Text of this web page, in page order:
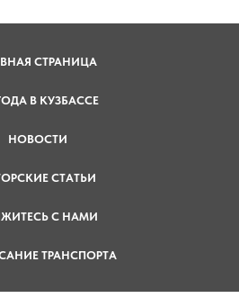
СТРАНИЦА
В КУЗБАССЕ
НОВОСТИ
СТАТЬИ
С НАМИ
ТРАНСПОРТА